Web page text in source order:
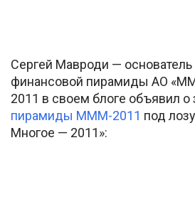
Сергей Мавроди —
финансовой пирамиды АО
2011 в своем блоге объявил о
пирамиды МММ-2011 под
Многое — 2011»: